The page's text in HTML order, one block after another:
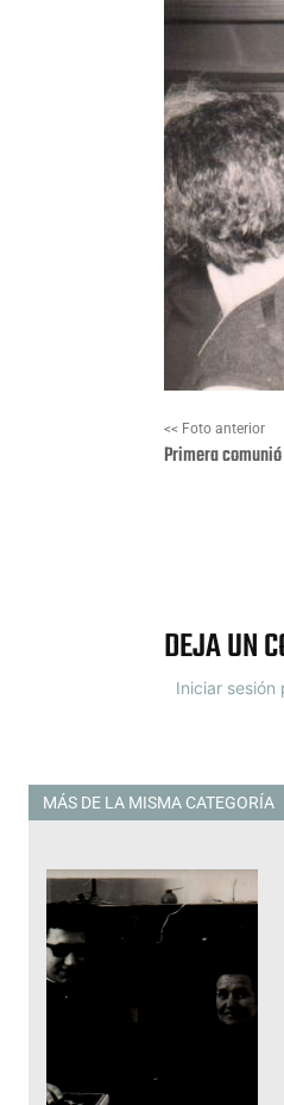
<< Foto anterior
Primera
DEJA UN
Iniciar sesión
MÁS DE LA MISMA CATEGORÍA